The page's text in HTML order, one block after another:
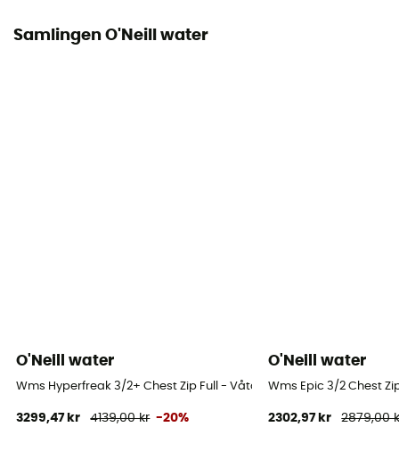
Samlingen O'Neill water
O'Neill water
Wms Hyperfreak 3/2+ Chest Zip Full - Våtdräkt för surfing - Dam
3299,47 kr 4139,00 kr -20%
O'Neill water
Wms Epic 3/2 Chest
2302,97 kr 2879,00